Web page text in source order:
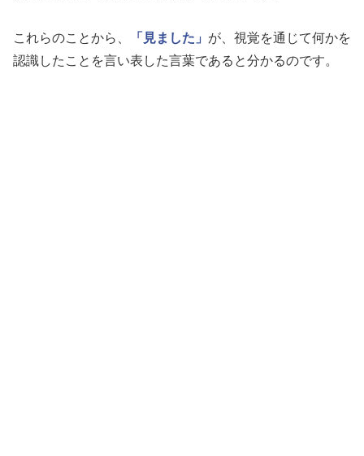
これらのことから、 「見ました」 が、視覚を通じて何かを
認識したことを言い表した言葉であると分かるのです。